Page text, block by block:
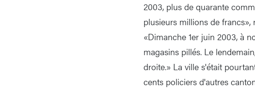
2003, plus de quarante
plusieurs millions de francs»,
«Dimanche 1er juin 2003, à
magasins pillés. Le
droite.» La ville s'était
cents policiers d'autres